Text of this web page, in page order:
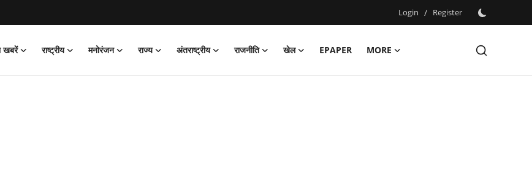
Login / Register
खबरें राष्ट्रीय मनोरंजन राज्य अंतराष्ट्रीय राजनीति खेल EPAPER
MORE